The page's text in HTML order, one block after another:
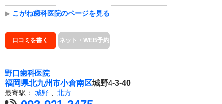
▶ こがね歯科医院のページを見る
口コミを書く ネット・WEB予約
野口歯科医院
福岡県北九州市小倉南区城野4-3-40
最寄駅： 城野 北方